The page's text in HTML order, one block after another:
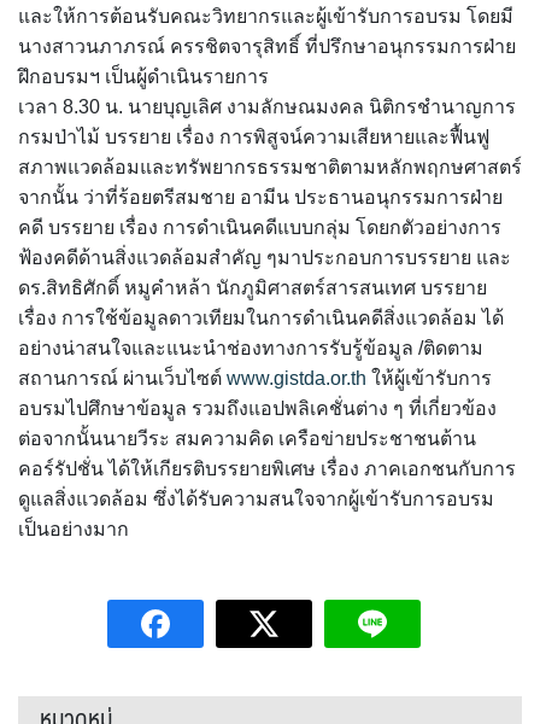
และให้การต้อนรับคณะวิทยากรและผู้เข้ารับการอบรม โดยมี
นางสาวนภาภรณ์ ครรชิตจารุสิทธิ์ ที่ปรึกษาอนุกรรมการฝ่าย
ฝึกอบรมฯ เป็นผู้ดำเนินรายการ
เวลา 8.30 น. นายบุญเลิศ งามลักษณมงคล นิติกรชำนาญการ
กรมป่าไม้ บรรยาย เรื่อง การพิสูจน์ความเสียหายและฟื้นฟู
สภาพแวดล้อมและทรัพยากรธรรมชาติตามหลักพฤกษศาสตร์
จากนั้น ว่าที่ร้อยตรีสมชาย อามีน ประธานอนุกรรมการฝ่าย
คดี บรรยาย เรื่อง การดำเนินคดีแบบกลุ่ม โดยกตัวอย่างการ
ฟ้องคดีด้านสิ่งแวดล้อมสำคัญ ๆมาประกอบการบรรยาย และ
ดร.สิทธิศักดิ์ หมูคำหล้า นักภูมิศาสตร์สารสนเทศ บรรยาย
เรื่อง การใช้ข้อมูลดาวเทียมในการดำเนินคดีสิ่งแวดล้อม ได้
อย่างน่าสนใจและแนะนำช่องทางการรับรู้ข้อมูล /ติดตาม
สถานการณ์ ผ่านเว็บไซต์ www.gistda.or.th ให้ผู้เข้ารับการ
อบรมไปศึกษาข้อมูล รวมถึงแอปพลิเคชั่นต่าง ๆ ที่เกี่ยวข้อง
ต่อจากนั้นนายวีระ สมความคิด เครือข่ายประชาชนต้าน
คอร์รัปชั่น ได้ให้เกียรติบรรยายพิเศษ เรื่อง ภาคเอกชนกับการ
ดูแลสิ่งแวดล้อม ซึ่งได้รับความสนใจจากผู้เข้ารับการอบรม
เป็นอย่างมาก